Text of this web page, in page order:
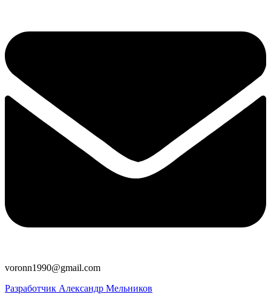
voronn1990@gmail.com
Разработчик Александр Мельников